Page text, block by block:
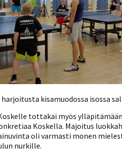
kisamuodossa isossa
tottakai myös
Koskella. Majoitus
oli varmasti monen
nurkille.